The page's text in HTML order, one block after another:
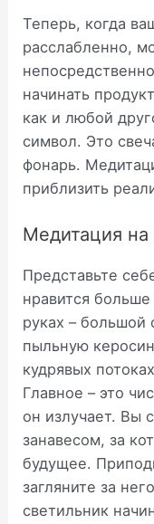
Теперь, когда
расслабленно,
начинать
как и любой
символ. Это
фонарь.
приблизить
Медитация
Представьте
нравится
руках – большой
пыльную
кудрявых
Главное – это
он излучает. Вы
занавесом, за
будущее.
загляните за
светильник